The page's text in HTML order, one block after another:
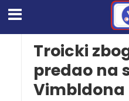
Troicki
predao na
Vimbldona